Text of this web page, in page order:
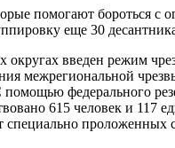
помогают бороться с
еще 30
введен режим
межрегиональной
федерального
615 человек и 117